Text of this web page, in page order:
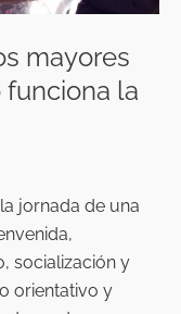
mayores
funciona la
jornada de una
socialización y
orientativo y